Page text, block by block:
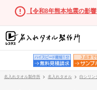
【令和8年熊本地震の影
名入れタオル製作所 名入れタオル 白シリン